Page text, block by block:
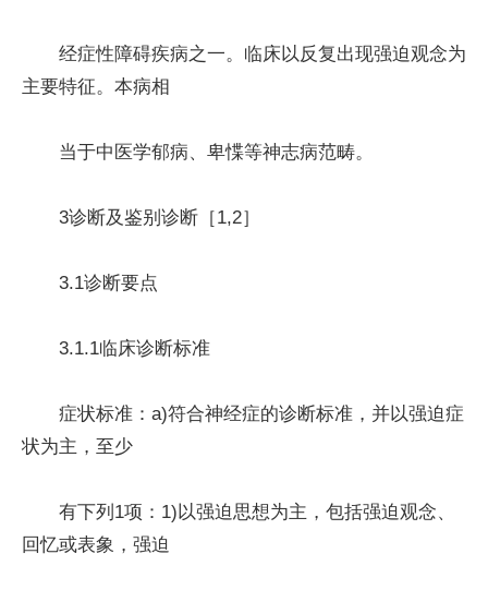
经症性障碍疾病之一。临床以反复出现强迫观念为
主要特征。本病相
当于中医学郁病、卑惵等神志病范畴。
3诊断及鉴别诊断［1,2］
3.1诊断要点
3.1.1临床诊断标准
症状标准：a)符合神经症的诊断标准，并以强迫症
状为主，至少
有下列1项：1)以强迫思想为主，包括强迫观念、
回忆或表象，强迫